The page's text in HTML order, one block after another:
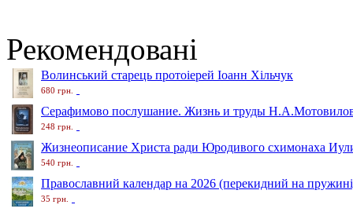
Рекомендовані
Волинський старець протоіерей Іоанн Хільчук
680 грн.
Серафимово послушание. Жизнь и труды
248 грн.
Жизнеописание Христа ради Юродивого схимонаха
540 грн.
Православний календар на 2026 (перекидний на
35 грн.